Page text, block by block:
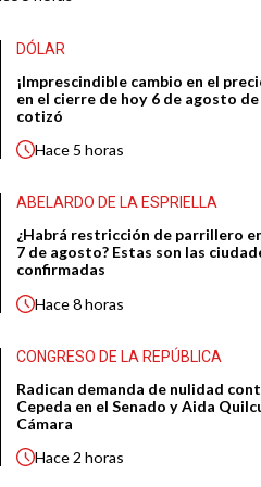
DÓLAR
¡Imprescindible cambio en el
en el cierre de hoy 6 de agosto
cotizó
Hace 5 horas
ABELARDO DE LA ESPRIELLA
¿Habrá restricción de parrillero
7 de agosto? Estas son las
confirmadas
Hace8 horas
CONGRESO DE LA REPÚBLICA
Radican demanda de nulidad
Cepeda en el Senado y Aida
Cámara
Hace2 horas